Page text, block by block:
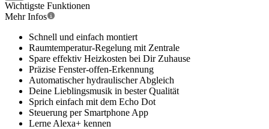
Wichtigste Funktionen
Mehr Infos
Schnell und einfach montiert
Raumtemperatur-Regelung mit Zentrale
Spare effektiv Heizkosten bei Dir Zuhause
Präzise Fenster-offen-Erkennung
Automatischer hydraulischer Abgleich
Deine Lieblingsmusik in bester Qualität
Sprich einfach mit dem Echo Dot
Steuerung per Smartphone App
Lerne Alexa+ kennen